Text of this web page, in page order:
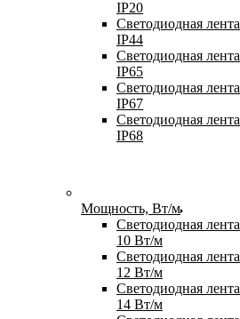
IP20
Светодиодная лента
IP44
Светодиодная лента
IP65
Светодиодная лента
IP67
Светодиодная лента
IP68
Мощность, Вт/м
Светодиодная лента
10 Вт/м
Светодиодная лента
12 Вт/м
Светодиодная лента
14 Вт/м